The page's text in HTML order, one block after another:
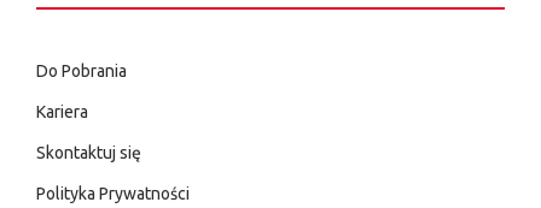
Do Pobrania
Kariera
Skontaktuj się
Polityka Prywatności